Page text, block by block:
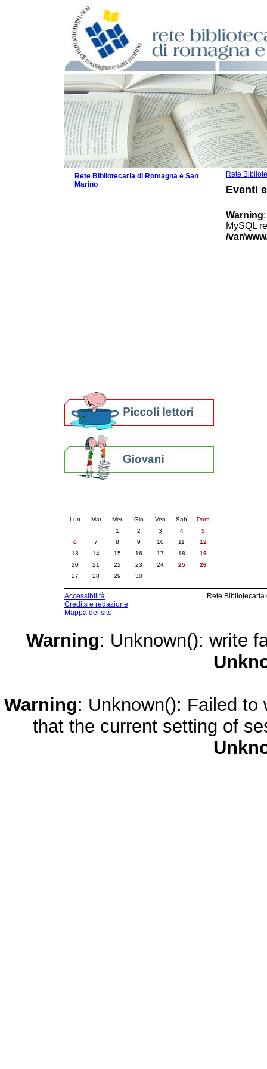
Rete
Eventi
Warning
MySQL
/var/
Rete Bibliotecaria di Romagna e San
Marino
Lun Mar Mer Gio Ven Sab
Dom
1
2 3 4
5
6
7 8 9 10 11
12
13
14 15 16 17 18
19
20
21 22 23 24 25
26
27
28 29 30
Accessibilità
Credits e redazione
Mappa del sito
Rete
Warning: Unknown(): write
Warning: Unknown(): Failed
that the current setting of